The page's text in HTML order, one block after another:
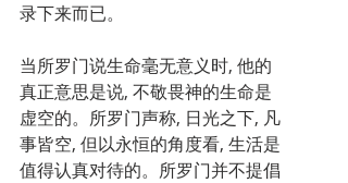
录下来而已。
当所罗门说生命毫无意义时, 他的
真正意思是说, 不敬畏神的生命是
虚空的。所罗门声称, 日光之下, 凡
事皆空, 但以永恒的角度看, 生活是
值得认真对待的。所罗门并不提倡